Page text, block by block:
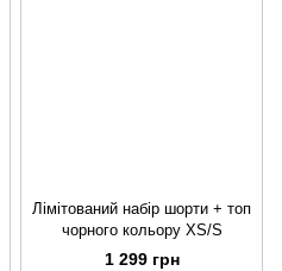
Лімітований набір шорти + топ
чорного кольору XS/S
1 299 грн